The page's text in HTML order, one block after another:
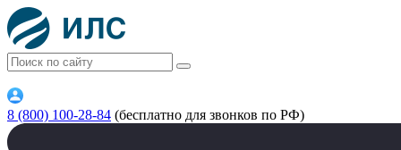
8 (800) 100-28-84 (бесплатно для звонков по РФ)